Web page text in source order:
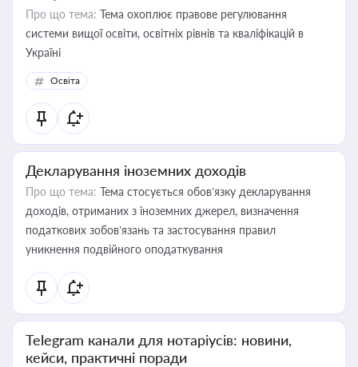
Про що тема: Тема охоплює правове регулювання
системи вищої освіти, освітніх рівнів та кваліфікацій в
Україні
Освіта
Декларування іноземних доходів
Про що тема: Тема стосується обов’язку декларування
доходів, отриманих з іноземних джерел, визначення
податкових зобов’язань та застосування правил
уникнення подвійного оподаткування
Telegram канали для нотаріусів: новини,
кейси, практичні поради